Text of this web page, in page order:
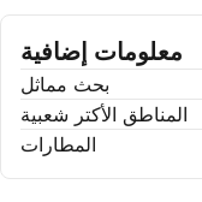
معلومات إضافية
بحث مماثل
المناطق الأكتر شعبية
المطارات